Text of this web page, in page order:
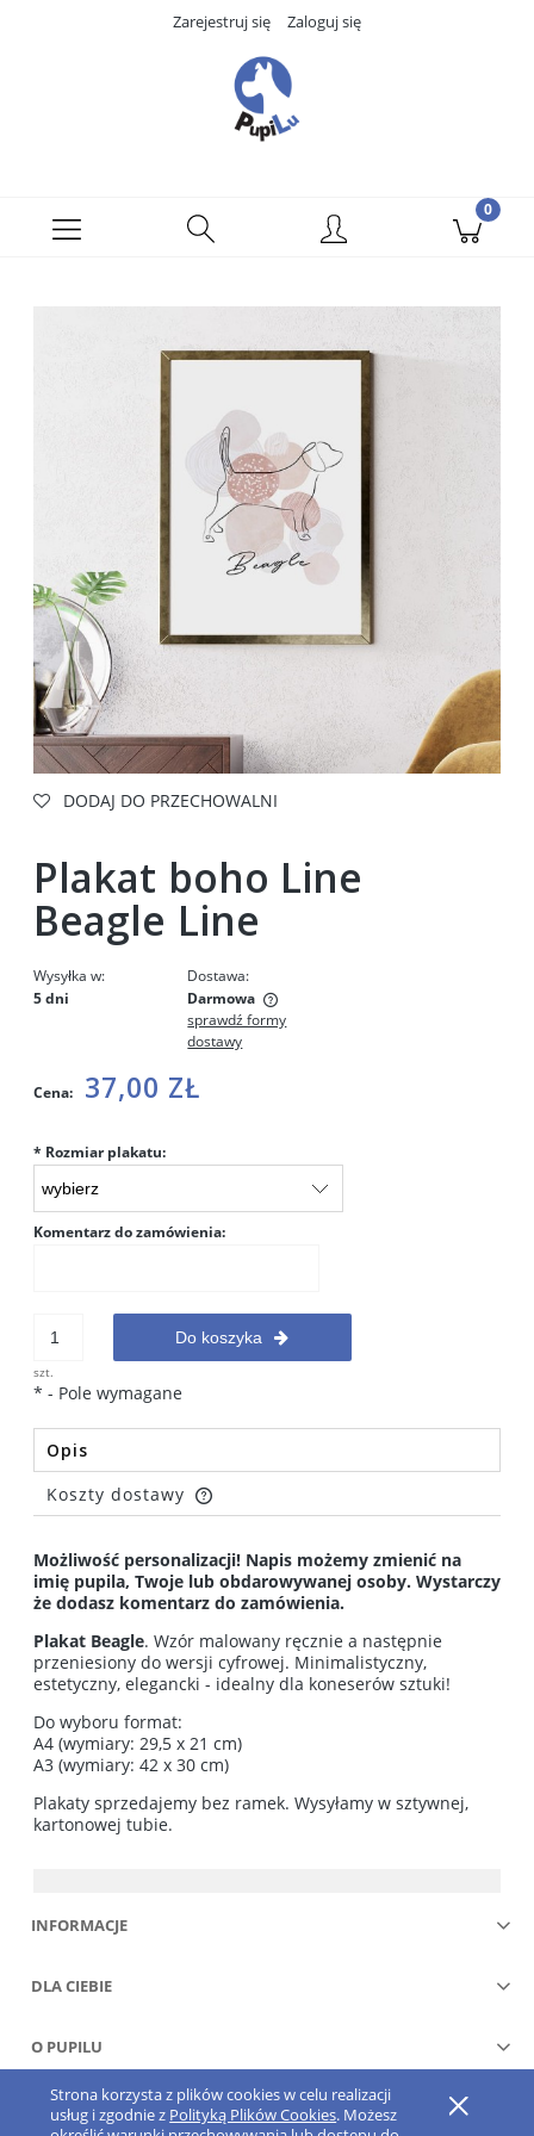
Strona korzysta z plików cookies w celu realizacji
usług i zgodnie z Polityką Plików Cookies. Możesz
Zarejestruj się Zaloguj się
DODAJ DO PRZECHOWALNI
Plakat boho Line
Beagle Line
Wysyłka w:
5 dni
Dostawa:
Darmowa
Cena nie zawiera ewentualnych kosztów płatności
sprawdź formy
dostawy
Cena: 37,00 ZŁ
* Rozmiar plakatu:
Komentarz do zamówienia:
szt.
Do koszyka
* - Pole wymagane
Opis
Koszty dostawy
Cena nie zawiera ewentualnych kosztów płatności
Możliwość personalizacji! Napis możemy zmienić na
imię pupila, Twoje lub obdarowywanej osoby. Wystarczy
że dodasz komentarz do zamówienia.
Plakat Beagle. Wzór malowany ręcznie a następnie
przeniesiony do wersji cyfrowej. Minimalistyczny,
estetyczny, elegancki - idealny dla koneserów sztuki!
Do wyboru format:
A4 (wymiary: 29,5 x 21 cm)
A3 (wymiary: 42 x 30 cm)
Plakaty sprzedajemy bez ramek. Wysyłamy w sztywnej,
kartonowej tubie.
INFORMACJE
DLA CIEBIE
O PUPILU
Pokaż pełną wersję strony